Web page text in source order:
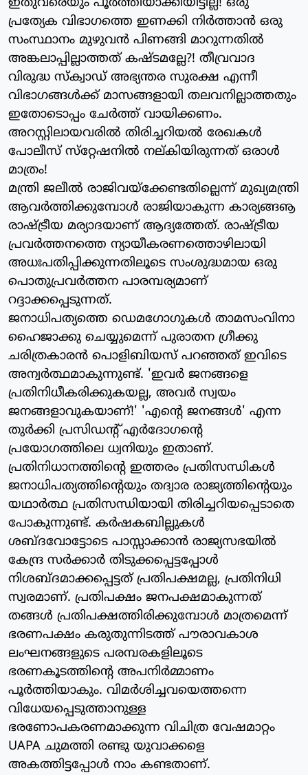
പ്രത്യേക വിഭാഗത്തെ ഇണക്കി നിര്‍ത്താന്‍ ഒരു
സംസ്ഥാനം മുഴുവന്‍ പിണങ്ങി മാറുന്നതില്‍
അങ്കലാപ്പില്ലാത്തത് കഷ്ടമല്ലേ?! തീവ്രവാദ
വിരുദ്ധ സ്‌ക്വാഡ് അഭ്യന്തര സുരക്ഷ എന്നീ
വിഭാഗങ്ങള്‍ക്ക് മാസങ്ങളായി തലവനില്ലാത്തതും
ഇതോടൊപ്പം ചേര്‍ത്ത് വായിക്കണം.
അറസ്റ്റിലായവരില്‍ തിരിച്ചറിയല്‍ രേഖകള്‍
പോലീസ് സ്‌റ്റേഷനില്‍ നല്കിയിരുന്നത് ഒരാള്‍
മാത്രം!
മന്ത്രി ജലീല്‍ രാജിവയ്‌ക്കേണ്ടതില്ലെന്ന് മുഖ്യമന്ത്രി
ആവര്‍ത്തിക്കുമ്പോള്‍ രാജിയാകുന്ന കാര്യങ്ങൡ
രാഷ്ട്രീയ മര്യാദയാണ് ആദ്യത്തേത്. രാഷ്ട്രീയ
പ്രവര്‍ത്തനത്തെ ന്യായീകരണത്തൊഴിലായി
അധഃപതിപ്പിക്കുന്നതിലൂടെ സംശുദ്ധമായ ഒരു
പൊതുപ്രവര്‍ത്തന പാരമ്പര്യമാണ്
റദ്ദാക്കപ്പെടുന്നത്.
ജനാധിപത്യത്തെ ഡെമഗോഗുകള്‍ താമസംവിനാ
ഹൈജാക്കു ചെയ്യുമെന്ന് പുരാതന ഗ്രീക്കു
ചരിത്രകാരന്‍ പൊളിബിയസ് പറഞ്ഞത് ഇവിടെ
അന്വര്‍ത്ഥമാകുന്നുണ്ട്. 'ഇവര്‍ ജനങ്ങളെ
പ്രതിനിധീകരിക്കുകയല്ല, അവര്‍ സ്വയം
ജനങ്ങളാവുകയാണ്!' 'എന്റെ ജനങ്ങള്‍' എന്ന
തുര്‍ക്കി പ്രസിഡന്റ് എര്‍ദോഗന്റെ
പ്രയോഗത്തിലെ ധ്വനിയും ഇതാണ്.
പ്രതിനിധാനത്തിന്റെ ഇത്തരം പ്രതിസന്ധികള്‍
ജനാധിപത്യത്തിന്റെയും തദ്വാര രാജ്യത്തിന്റെയും
യഥാര്‍ത്ഥ പ്രതിസന്ധിയായി തിരിച്ചറിയപ്പെടാതെ
പോകുന്നുണ്ട്. കര്‍ഷകബില്ലുകള്‍
ശബ്ദവോട്ടോടെ പാസ്സാക്കാന്‍ രാജ്യസഭയില്‍
കേന്ദ്ര സര്‍ക്കാര്‍ തിടുക്കപ്പെട്ടപ്പോള്‍
നിശബ്ദമാക്കപ്പെട്ടത് പ്രതിപക്ഷമല്ല, പ്രതിനിധി
സ്വരമാണ്. പ്രതിപക്ഷം ജനപക്ഷമാകുന്നത്
തങ്ങള്‍ പ്രതിപക്ഷത്തിരിക്കുമ്പോള്‍ മാത്രമെന്ന്
ഭരണപക്ഷം കരുതുന്നിടത്ത് പൗരാവകാശ
ലംഘനങ്ങളുടെ പരമ്പരകളിലൂടെ
ഭരണകൂടത്തിന്റെ അപനിര്‍മ്മാണം
പൂര്‍ത്തിയാകും. വിമര്‍ശിച്ചവയെത്തന്നെ
വിധേയപ്പെടുത്താനുള്ള
ഭരണോപകരണമാക്കുന്ന വിചിത്ര വേഷമാറ്റം
UAPA ചുമത്തി രണ്ടു യുവാക്കളെ
അകത്തിട്ടപ്പോള്‍ നാം കണ്ടതാണ്.